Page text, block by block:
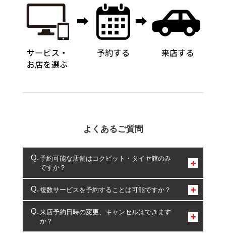
よくあるご質問
予約可能な店舗はコクピット・タイヤ館のみ
ですか？
コクピット・タイヤ館のみとなります。
複数サービスを予約することは可能ですか？
複数サービスのご予約は可能です。
一部の商品・サービスの組み合わせに限り、同時にご予約が
出来ないものもございます。
来店予約日時の変更、キャンセルはできます
か？